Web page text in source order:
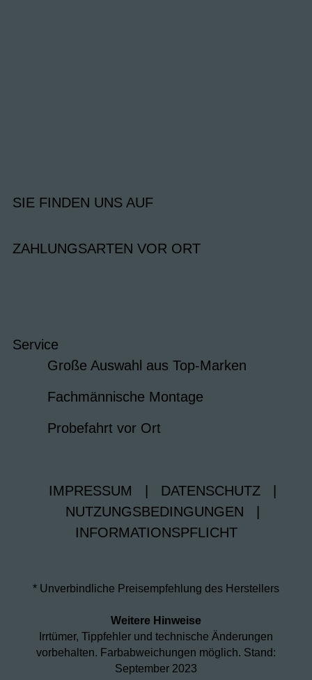
SIE FINDEN UNS AUF
ZAHLUNGSARTEN VOR ORT
Service
Große Auswahl aus Top-Marken
Fachmännische Montage
Probefahrt vor Ort
IMPRESSUM DATENSCHUTZ
NUTZUNGSBEDINGUNGEN
INFORMATIONSPFLICHT
* Unverbindliche Preisempfehlung des Herstellers
Weitere Hinweise
Irrtümer, Tippfehler und technische Änderungen
vorbehalten. Farbabweichungen möglich. Stand:
September 2023